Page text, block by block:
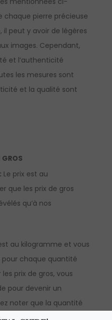
chaque pierre précieuse
peut y avoir de légères
images. Cependant,
et l’authenticité
les mesures sont
et la qualité sont
Le prix est au
que les prix de gros
qu’à nos
au kilogramme et vous
pour chaque quantité
prix de gros, vous
pour devenir un
noter que la quantité
la vente en gros de